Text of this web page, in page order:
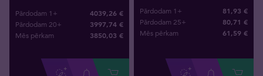
Pārdodam 1+ 4039,26 €
Pārdodam 20+ 3997,74 €
Mēs pērkam 3850,03 €
Pārdodam 1+ 81,93 €
Pārdodam 25+ 80,71 €
Mēs pērkam 61,59 €